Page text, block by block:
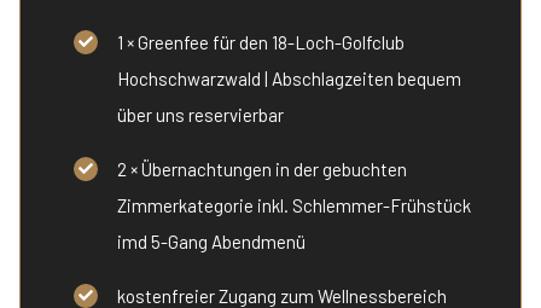
1 × Greenfee für den 18-Loch-Golfclub
Hochschwarzwald | Abschlagzeiten bequem
über uns reservierbar
2 × Übernachtungen in der gebuchten
Zimmerkategorie inkl. Schlemmer-Frühstück
imd 5-Gang Abendmenü
kostenfreier Zugang zum Wellnessbereich